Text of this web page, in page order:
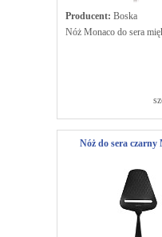
Producent: Boska
Nóż Monaco do sera
Nóż do sera czarny